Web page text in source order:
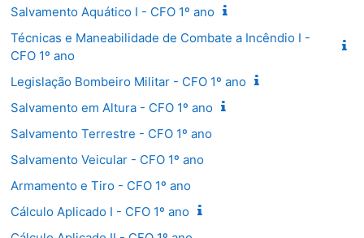
Salvamento Aquático I - CFO 1º ano
Técnicas e Maneabilidade de Combate a Incêndio I -
CFO 1º ano
Legislação Bombeiro Militar - CFO 1º ano
Salvamento em Altura - CFO 1º ano
Salvamento Terrestre - CFO 1º ano
Salvamento Veicular - CFO 1º ano
Armamento e Tiro - CFO 1º ano
Cálculo Aplicado I - CFO 1º ano